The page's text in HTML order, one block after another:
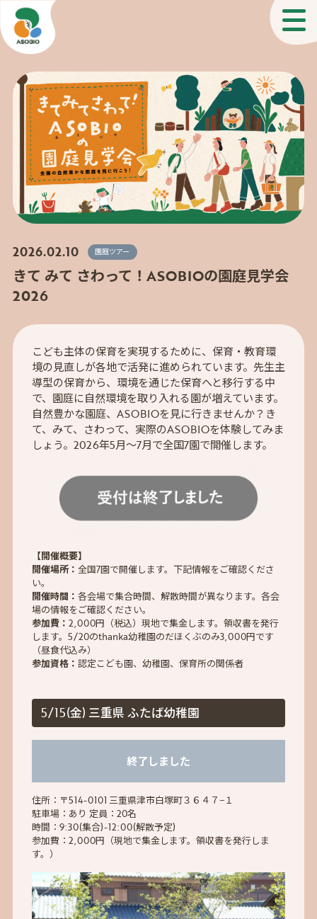
2026.02.10 園庭ツアー
きて みて さわって！ASOBIOの園庭見学会
2026
こども主体の保育を実現するために、保育・教育環
境の見直しが各地で活発に進められています。先生主
導型の保育から、環境を通じた保育へと移行する中
で、園庭に自然環境を取り入れる園が増えています。
自然豊かな園庭、ASOBIOを見に行きませんか？き
て、みて、さわって、実際のASOBIOを体験してみま
しょう。2026年5月～7月で全国7園で開催します。
【開催概要】
開催場所： 全国7園で開催します。下記情報をご確認くださ
い。
開催時間： 各会場で集合時間、解散時間が異なります。各会
場の情報をご確認ください。
参加費： 2,000円（税込）現地で集金します。領収書を発行
します。5/20のthanka幼稚園のだほくぶのみ3,000円です
（昼食代込み）
参加資格： 認定こども園、幼稚園、保育所の関係者
5/15(金) 三重県 ふたば幼稚園
終了しました
住所：〒514-0101 三重県津市白塚町３６４７−１
駐車場：あり 定員：20名
時間：9:30(集合)-12:00(解散予定)
参加費：2,000円（現地で集金します。領収書を発行しま
す。）